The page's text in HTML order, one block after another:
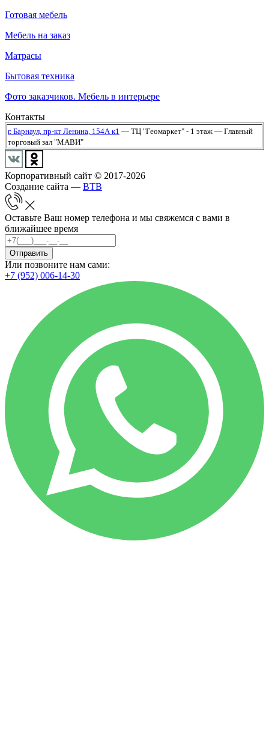
Готовая мебель
Мебель на заказ
Матрасы
Бытовая техника
Фото заказчиков. Мебель в интерьере
Контакты
г. Барнаул, пр-кт Ленина, 154А к1 — ТЦ "Геомаркет" - 1 этаж — Главный
торговый зал "МАВИ"
Корпоративный сайт © 2017-2026
Создание сайта — BTB
Оставьте Ваш номер телефона и мы свяжемся с вами в
ближайшее время
Отправить
Или позвоните нам сами:
+7 (952) 006-14-30